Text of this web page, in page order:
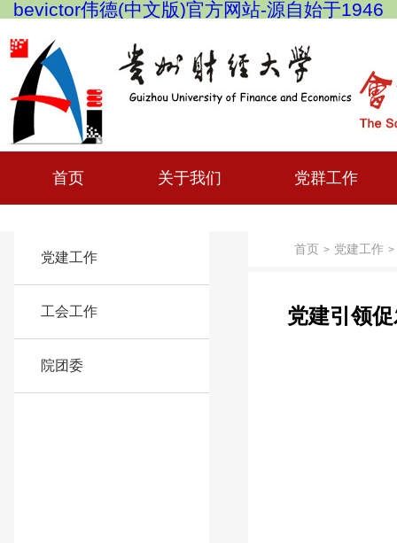
bevictor伟德(中文版)官方网站-源自始于1946
首页 关于我们 党群工作
党建工作
工会工作
院团委
首页 > 党建工作 >
党建引领